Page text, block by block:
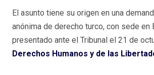
El asunto tiene su origen en una
anónima de derecho turco, con sede en
presentado ante el Tribunal el 21 de
Derechos Humanos y de las